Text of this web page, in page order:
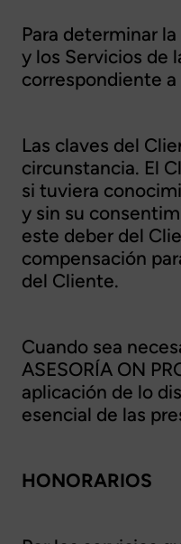
Para determinar
y los Servicios de
correspondiente a
Las claves del
circunstancia. El
si tuviera
y sin su
este deber del
compensación
del Cliente.
Cuando sea
ASESORÍA ON
aplicación de lo
esencial de las
HONORARIOS